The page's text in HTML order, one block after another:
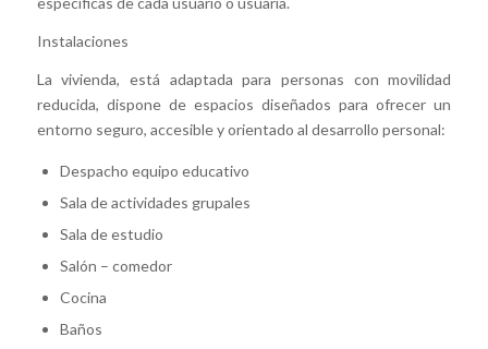
Instalaciones
La vivienda, está adaptada para personas con movilidad
reducida, dispone de espacios diseñados para ofrecer un
entorno seguro, accesible y orientado al desarrollo personal:
Despacho equipo educativo
Sala de actividades grupales
Sala de estudio
Salón – comedor
Cocina
Baños